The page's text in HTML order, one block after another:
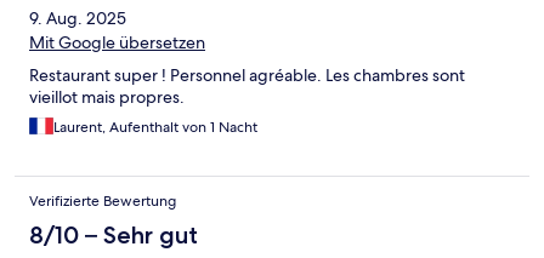
9. Aug. 2025
Mit Google übersetzen
Restaurant super ! Personnel agréable. Les chambres sont
vieillot mais propres.
Laurent, Aufenthalt von 1 Nacht
Verifizierte Bewertung
8/10 – Sehr gut